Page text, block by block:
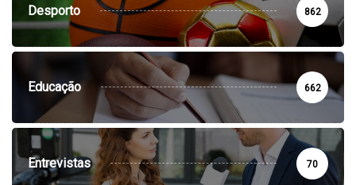
Desporto 862
Educação 662
Entrevistas 70